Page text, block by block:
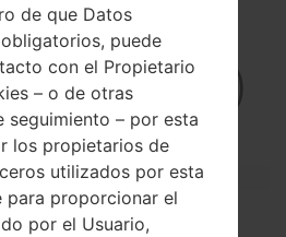
V20 Dual
características
LGH990N
LG V20 Dual
de que Datos
puede
con el Propietario
– o de otras
seguimiento – por esta
los propietarios de
utilizados por esta
para proporcionar el
por el Usuario,